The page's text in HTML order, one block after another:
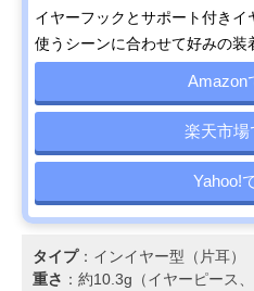
イヤーフックとサポート付き
使うシーンに合わせて好みの装
Amazon
楽天市場
Yahoo!
タイプ：インイヤー型（片耳）
重さ ：約10.3g（イヤーピース